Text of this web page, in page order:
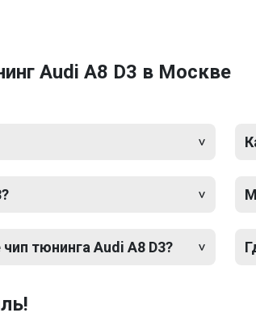
Audi A8 D3 в Москве
тюнинга Audi A8 D3?